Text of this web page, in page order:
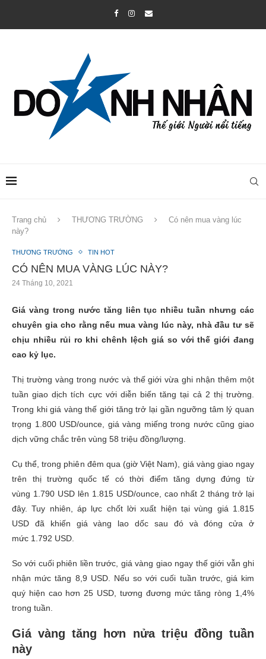
Trang chủ THƯƠNG TRƯỜNG
Có nên mua vàng lúc
này?
THƯƠNG TRƯỜNG TIN HOT
CÓ NÊN MUA VÀNG LÚC NÀY?
24 Tháng 10, 2021
Giá vàng trong nước tăng liên tục nhiều tuần nhưng các
chuyên gia cho rằng nếu mua vàng lúc này, nhà đầu tư sẽ
chịu nhiều rủi ro khi chênh lệch giá so với thế giới đang
cao kỷ lục.
Thị trường vàng trong nước và thế giới vừa ghi nhận thêm một
tuần giao dịch tích cực với diễn biến tăng tại cả 2 thị trường.
Trong khi giá vàng thế giới tăng trở lại gần ngưỡng tâm lý quan
trọng 1.800 USD/ounce, giá vàng miếng trong nước cũng giao
dịch vững chắc trên vùng 58 triệu đồng/lượng.
Cụ thể, trong phiên đêm qua (giờ Việt Nam), giá vàng giao ngay
trên thị trường quốc tế có thời điểm tăng dựng đứng từ
vùng 1.790 USDlên 1.815 USD/ounce, cao nhất 2 tháng trở lại
đây. Tuy nhiên, áp lực chốt lời xuất hiện tại vùng giá 1.815
USD đã khiến giá vàng lao dốc sau đó và đóng cửa ở
mức 1.792 USD
So với cuối phiên liền trước, giá vàng giao ngay thế giới vẫn ghi
nhận mức tăng 8,9 USD. Nếu so với cuối tuần trước, giá kim
quý hiện cao hơn 25 USD , tương đương mức tăng ròng 1,4%
trong tuần.
Giá vàng tăng hơn nửa triệu đồng tuần
này